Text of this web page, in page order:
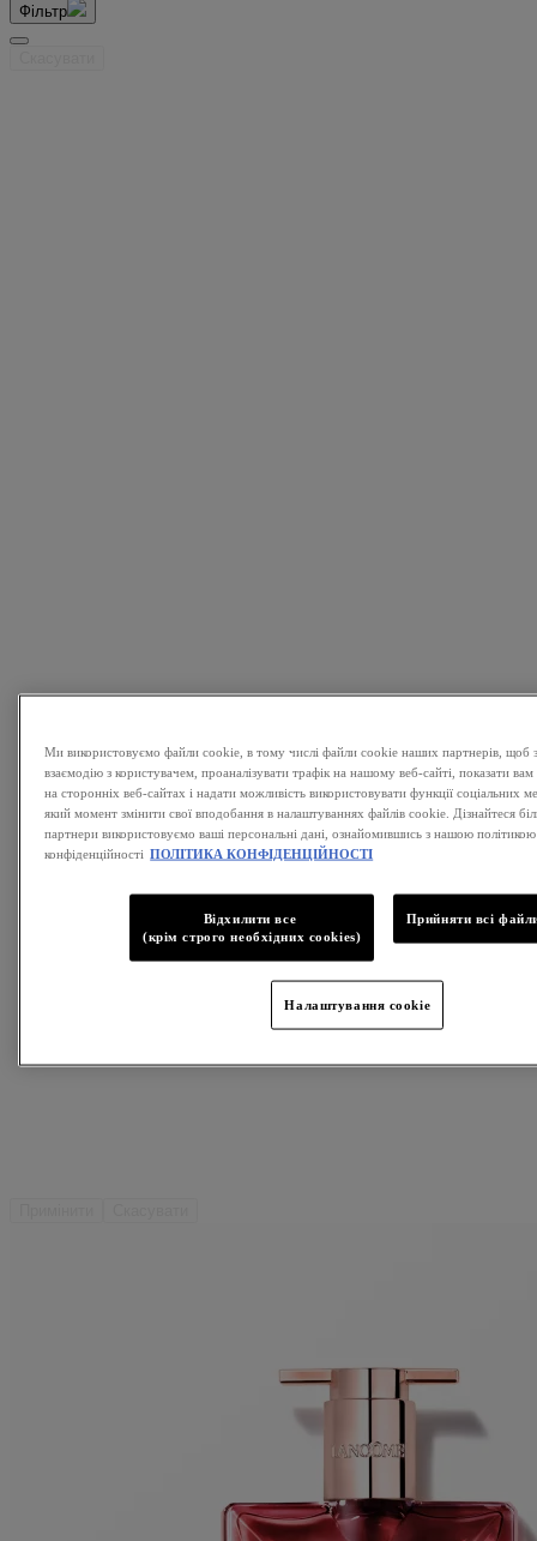
Фільтр
Ми використовуємо файли cookie, в тому числі файли cookie наших партнерів, щоб
взаємодію з користувачем, проаналізувати трафік на нашому веб-сайті, показати
на сторонніх веб-сайтах і надати можливість використовувати функції
який момент змінити свої вподобання в налаштуваннях файлів cookie. Дізнайтеся
партнери використовуємо ваші персональні дані, ознайомившись з нашою політикою
конфіденційності ПОЛІТИКА КОНФІДЕНЦІЙНОСТІ
Відхилити все
(крім строго необхідних cookies)
Прийняти всі
Налаштування cookie